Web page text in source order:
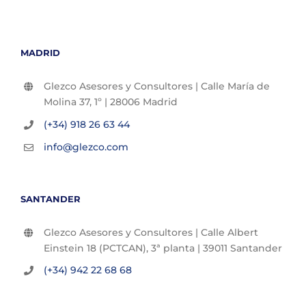
MADRID
Glezco Asesores y Consultores | Calle María de
Molina 37, 1º | 28006 Madrid
(+34) 918 26 63 44
info@glezco.com
SANTANDER
Glezco Asesores y Consultores | Calle Albert
Einstein 18 (PCTCAN), 3ª planta | 39011 Santander
(+34) 942 22 68 68